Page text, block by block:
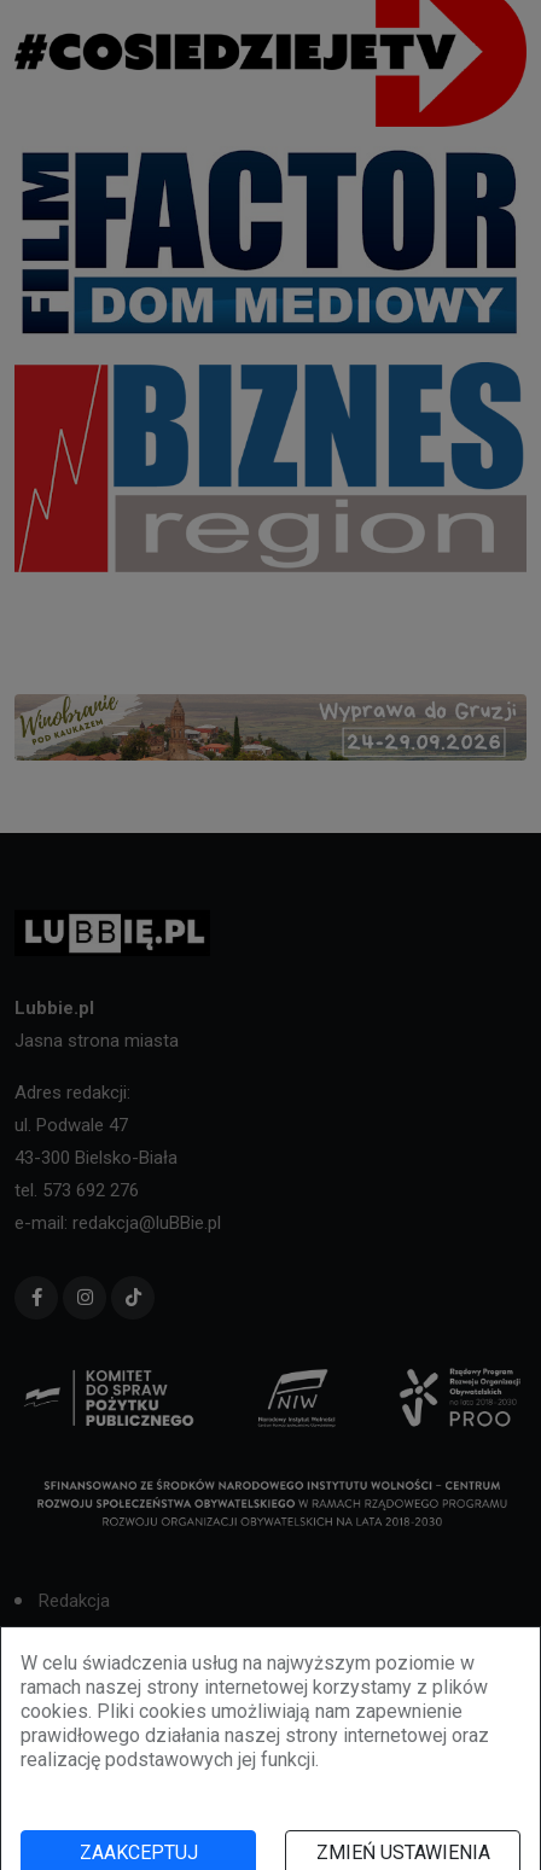
W celu świadczenia usług na najwyższym poziomie w
ramach naszej strony internetowej korzystamy z plików
cookies. Pliki cookies umożliwiają nam zapewnienie
prawidłowego działania naszej strony internetowej oraz
realizację podstawowych jej funkcji.
ZAAKCEPTUJ ZMIEŃ USTAWIENIA
Lubbie.pl
Jasna strona miasta
Adres redakcji:
ul. Podwale 47
43-300 Bielsko-Biała
tel. 573 692 276
e-mail: redakcja@luBBie.pl
Redakcja
Cookies
Reklama
BBiletomania